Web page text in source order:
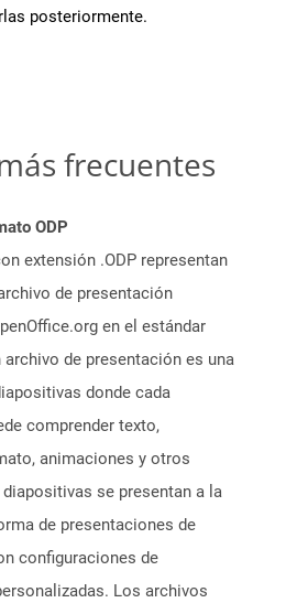
posteriormente.
frecuentes
ODP
extensión .ODP representan
de presentación
en el estándar
archivo de presentación es una
donde cada
comprender texto,
animaciones y otros
se presentan a la
de presentaciones de
configuraciones de
Los archivos